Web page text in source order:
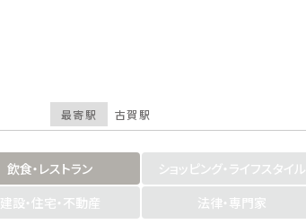
最寄駅 古賀駅
飲食・レストラン ショッピング・ライフスタイル
建設・住宅・不動産 法律・専門家